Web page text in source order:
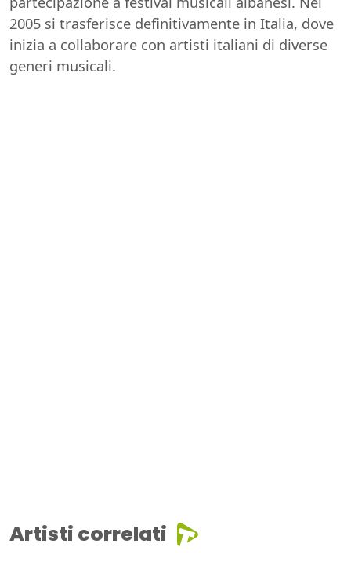
2005 si trasferisce definitivamente in Italia, dove
inizia a collaborare con artisti italiani di diverse
generi musicali.
Artisti correlati